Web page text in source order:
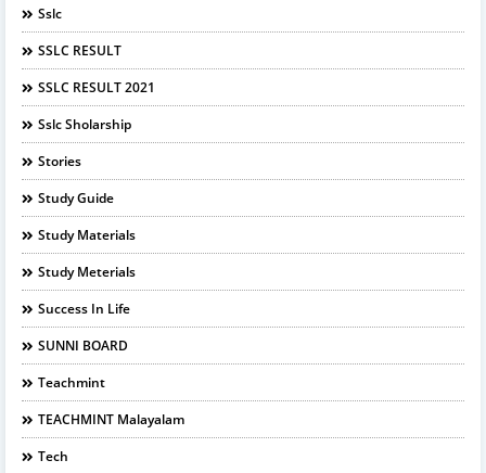
Sslc
SSLC RESULT
SSLC RESULT 2021
Sslc Sholarship
Stories
Study Guide
Study Materials
Study Meterials
Success In Life
SUNNI BOARD
Teachmint
TEACHMINT Malayalam
Tech